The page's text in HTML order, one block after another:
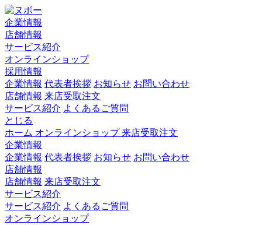
企業情報
店舗情報
サービス紹介
オンラインショップ
採用情報
企業情報 代表者挨拶 お知らせ お問い合わせ
店舗情報 来店受取注文
サービス紹介 よくあるご質問
とじる
ホーム オンラインショップ来店受取注文
企業情報
企業情報 代表者挨拶 お知らせ お問い合わせ
店舗情報
店舗情報 来店受取注文
サービス紹介
サービス紹介 よくあるご質問
オンラインショップ